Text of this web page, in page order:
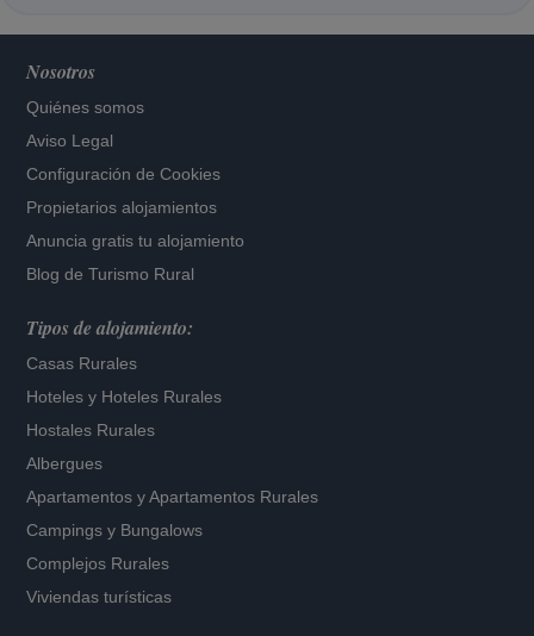
Nosotros
Quiénes somos
Aviso Legal
Configuración de Cookies
Propietarios alojamientos
Anuncia gratis tu alojamiento
Blog de Turismo Rural
Tipos de alojamiento:
Casas Rurales
Hoteles y Hoteles Rurales
Hostales Rurales
Albergues
Apartamentos yApartamentos Rurales
Campings y Bungalows
Complejos Rurales
Viviendas turísticas